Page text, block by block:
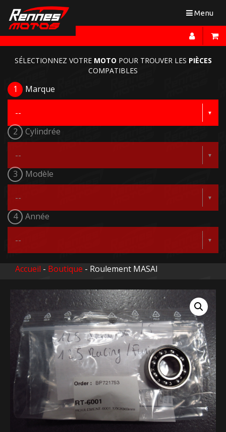
Toggle
Menu
SÉLECTIONNEZ VOTRE MOTO POUR TROUVER LES PIÈCES
COMPATIBLES
1 Marque
2 Cylindrée
3 Modèle
4 Année
Accueil - Boutique - Roulement MASAI